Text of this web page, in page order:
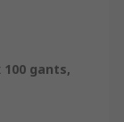
100 gants,